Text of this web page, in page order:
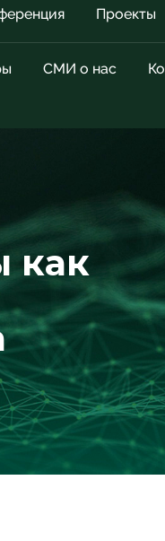
Проекты
СМИ о нас
как